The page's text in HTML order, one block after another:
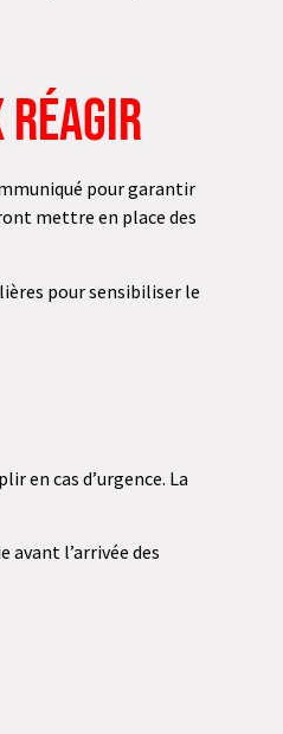
réagir
pour garantir
mettre en place des
pour sensibiliser le
en cas d’urgence. La
l’arrivée des